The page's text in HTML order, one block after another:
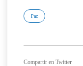
Pac
Compartir en Twitter